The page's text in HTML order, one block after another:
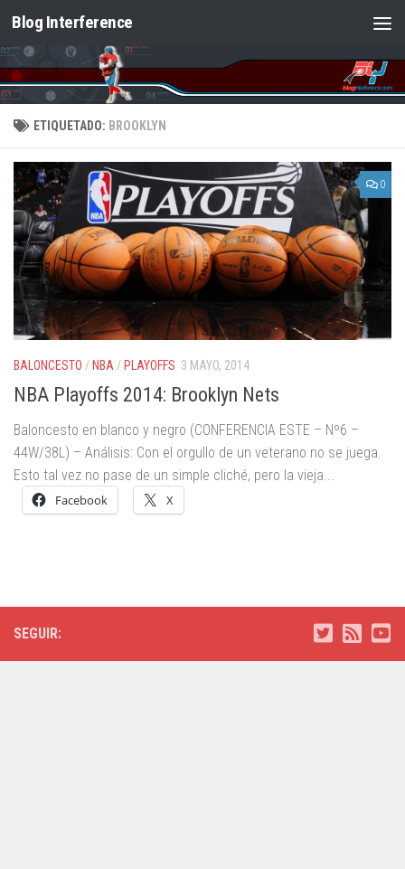
Saltar al contenido
Blog Interference
ETIQUETADO: BROOKLYN
0
BALONCESTO / NBA / PLAYOFFS 3 MAYO, 2014
NBA Playoffs 2014: Brooklyn Nets
Baloncesto en blanco y negro (CONFERENCIA ESTE – Nº6 –
44W/38L) – Análisis: Con el orgullo de un veterano no se juega.
Esto tal vez no pase de un simple cliché, pero la vieja...
Facebook X
SEGUIR: